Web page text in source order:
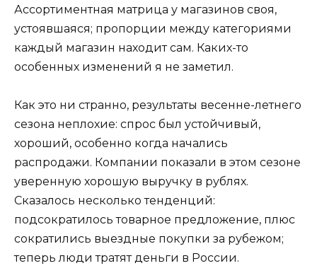
Ассортиментная матрица у магазинов своя,
устоявшаяся; пропорции между категориями
каждый магазин находит сам. Каких-то
особенных изменений я не заметил.
Как это ни странно, результаты весенне-летнего
сезона неплохие: спрос был устойчивый,
хороший, особенно когда начались
распродажи. Компании показали в этом сезоне
уверенную хорошую выручку в рублях.
Сказалось несколько тенденций:
подсократилось товарное предложение, плюс
сократились выездные покупки за рубежом;
теперь люди тратят деньги в России.